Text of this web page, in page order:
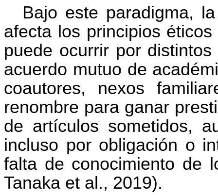
Bajo este paradigma,
afecta los principios
puede ocurrir por
acuerdo mutuo de
coautores, nexos
renombre para ganar
de artículos sometidos,
incluso por obligación o
falta de conocimiento de
Tanaka et al., 2019).